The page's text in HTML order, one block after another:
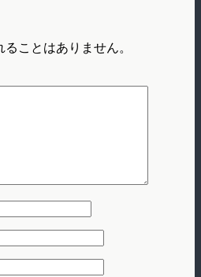
ことはありません。